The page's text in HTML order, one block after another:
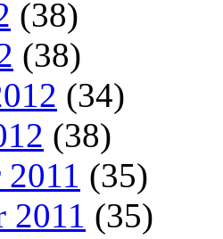
(38)
(38)
(34)
(38)
2011 (35)
2011 (35)